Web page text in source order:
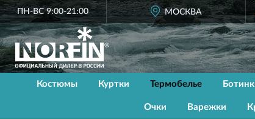
ПН-ВС 9:00-21:00 МОСКВА
ОФИЦИАЛЬНЫЙДИЛЕР
Костюмы Куртки Термобелье
Очки Варежки